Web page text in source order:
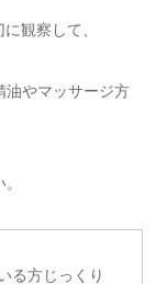
観察して、
油やマッサージ方
る方じっくり